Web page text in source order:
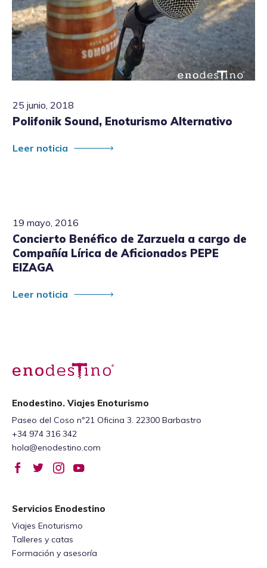
25 junio, 2018
Polifonik Sound, Enoturismo Alternativo
Leer noticia
19 mayo, 2016
Concierto Benéfico de Zarzuela a cargo de
Compañía Lírica de Aficionados PEPE
EIZAGA
Leer noticia
Enodestino. Viajes Enoturismo
Paseo del Coso nº21 Oficina 3. 22300 Barbastro
+34 974 316 342
hola@enodestino.com
Servicios Enodestino
Viajes Enoturismo
Talleres y catas
Formación y asesoría